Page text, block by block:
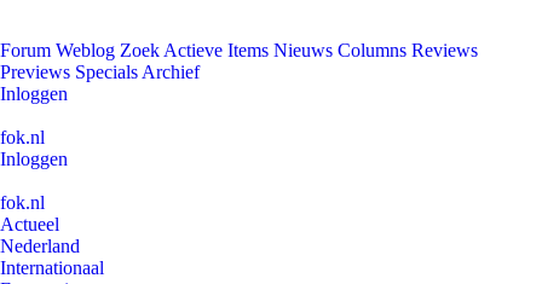
Forum Weblog Zoek Actieve Items Nieuws Columns Reviews
Previews Specials Archief
Inloggen
fok.nl
Inloggen
fok.nl
Actueel
Nederland
Internationaal